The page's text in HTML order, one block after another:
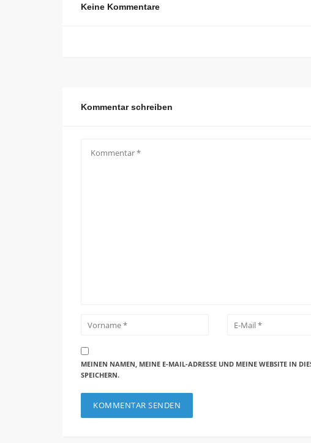
Keine Kommentare
Kommentar schreiben
MEINEN NAMEN, MEINE E-MAIL-ADRESSE UND MEINE WEBSITE IN
SPEICHERN.